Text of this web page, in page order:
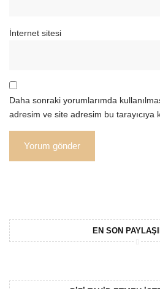
İnternet sitesi
Daha sonraki yorumlarımda
adresim ve site adresim bu tarayıcıya
EN SON